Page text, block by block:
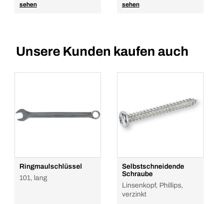
sehen
sehen
Unsere Kunden kaufen auch
Ringmaulschlüssel
101, lang
Selbstschneidende
Schraube
Linsenkopf, Phillips,
verzinkt